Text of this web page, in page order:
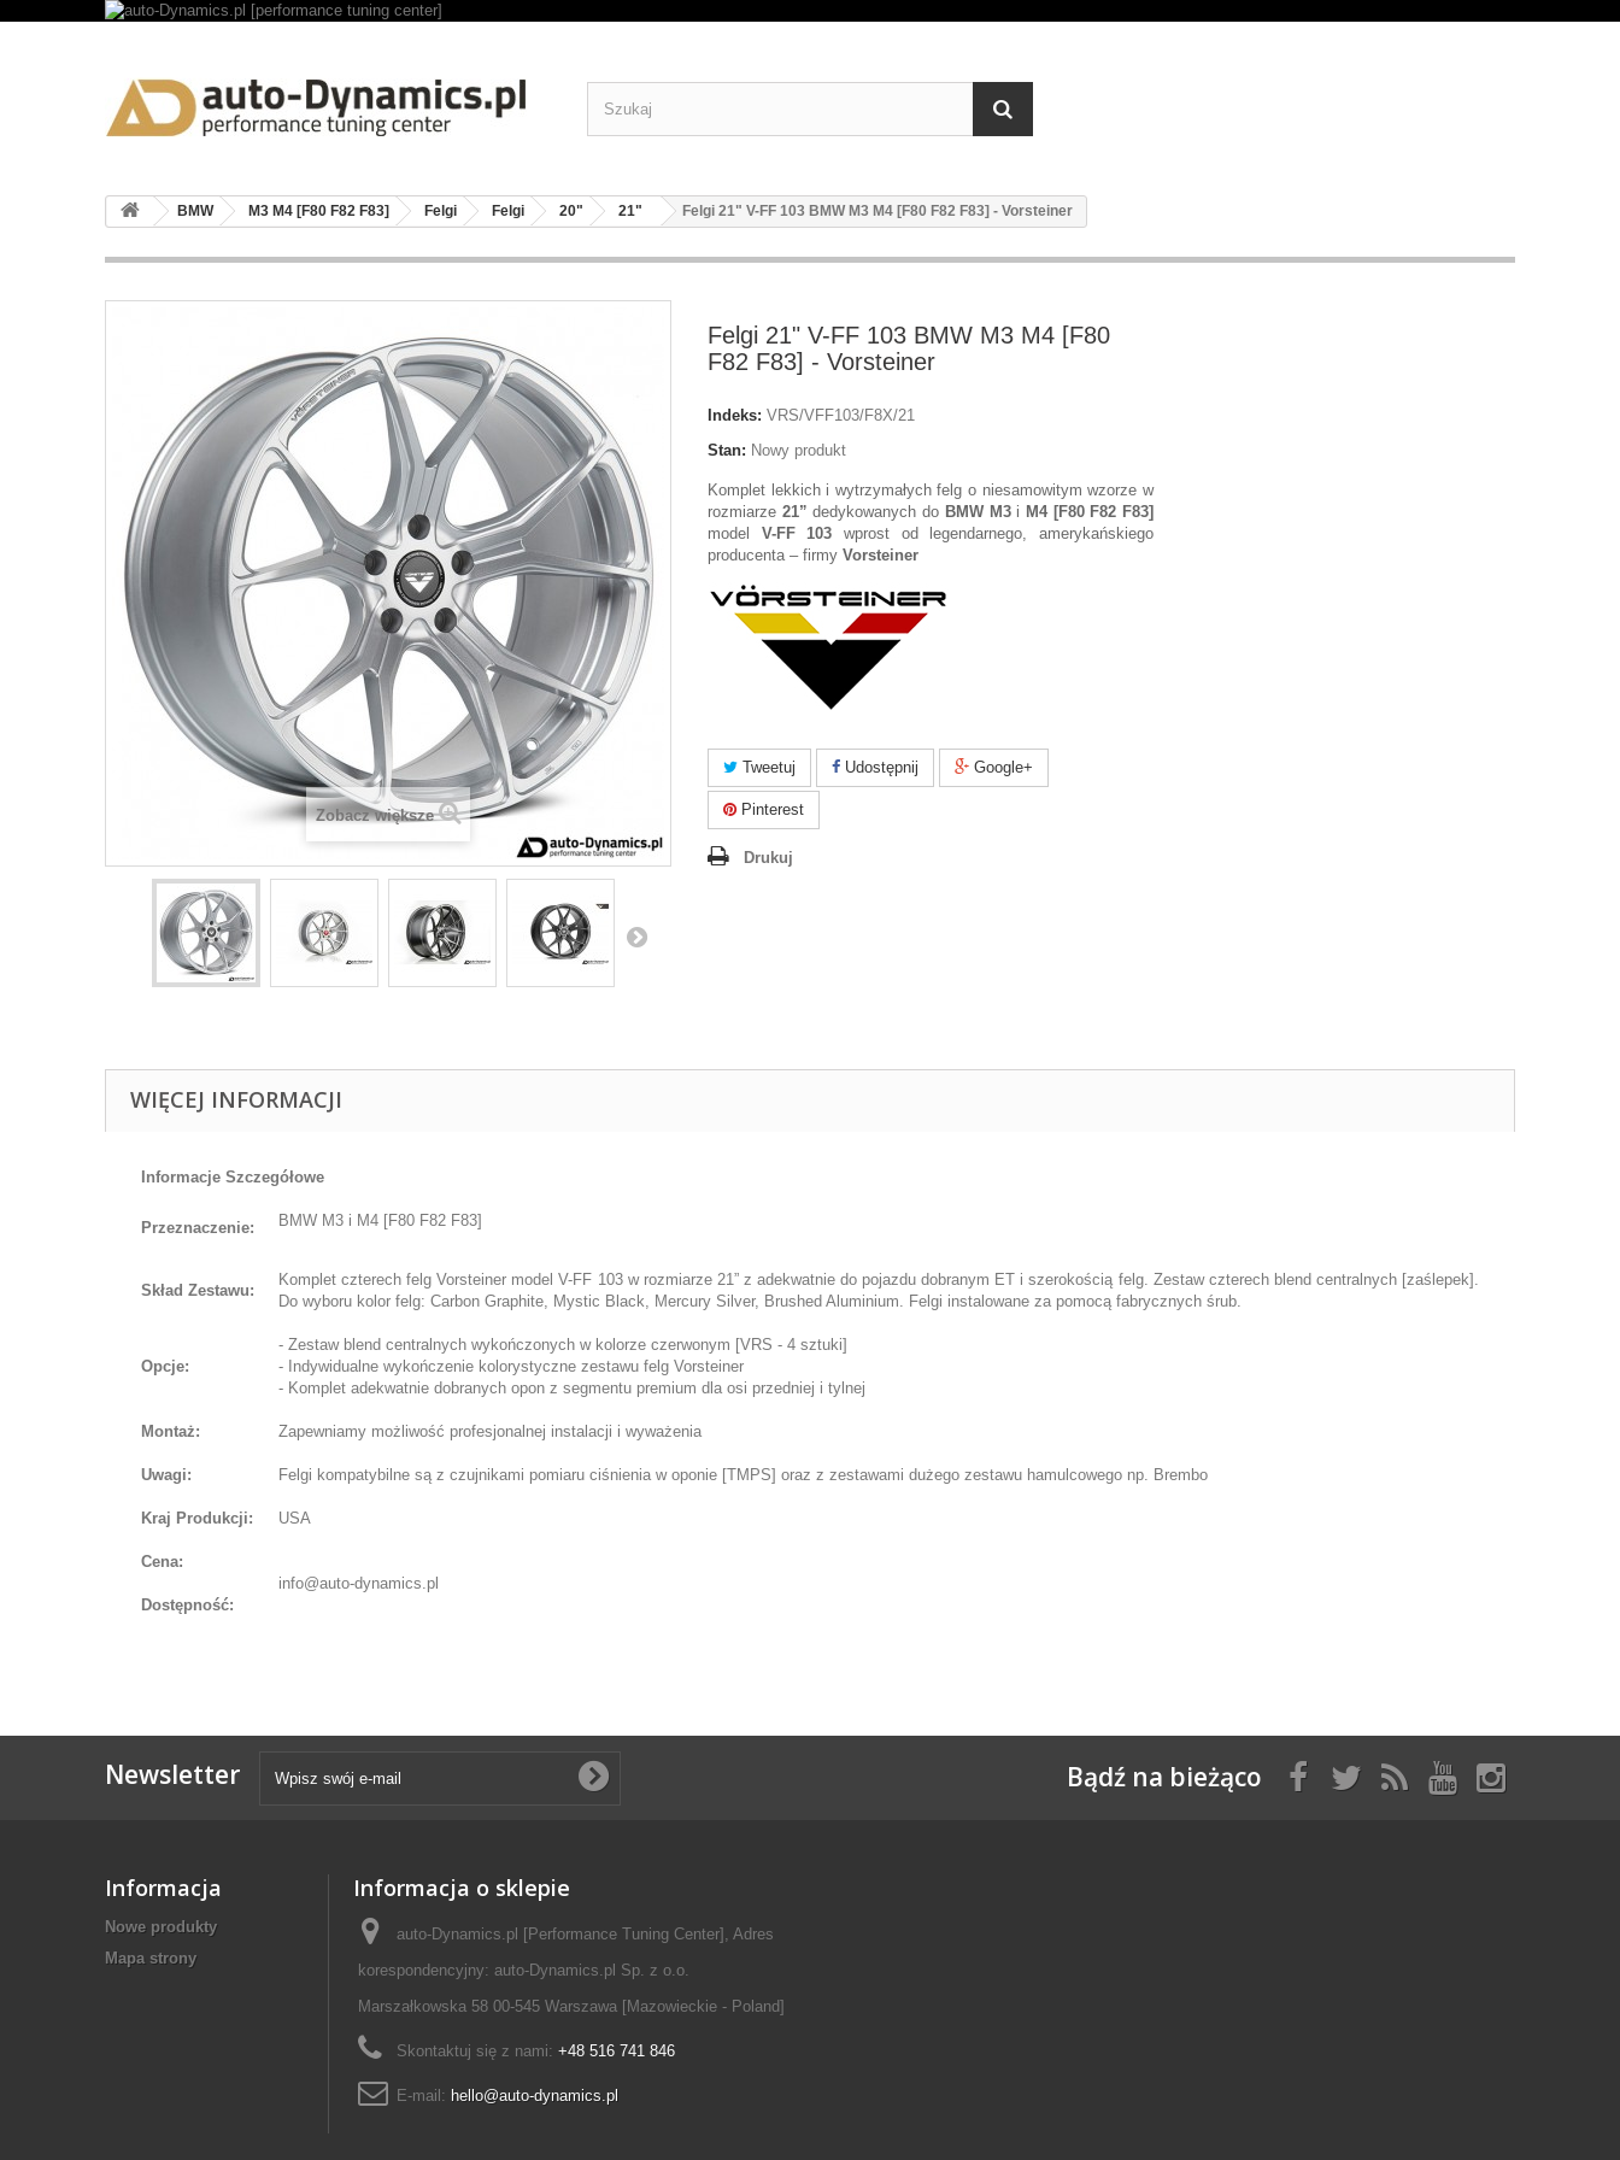
BMW M3 M4 [F80 F82 F83] Felgi Felgi 20" 21" Felgi 21" V-FF 103 BMW M3 M4 [F80 F82 F83] - Vorsteiner
Zobacz większe
Felgi 21" V-FF 103 BMW M3 M4 [F80
F82 F83] - Vorsteiner
Indeks: VRS/VFF103/F8X/21
Stan: Nowy produkt
Komplet lekkich i wytrzymałych felg o niesamowitym wzorze w
rozmiarze 21” dedykowanych do BMW M3 i M4 [F80 F82 F83]
model V-FF 103 wprost od legendarnego, amerykańskiego
producenta – firmy Vorsteiner
Tweetuj Udostępnij Google+
Pinterest
Drukuj
WIĘCEJ INFORMACJI
Informacje Szczegółowe
Przeznaczenie: BMW M3 i M4 [F80 F82 F83]
Skład Zestawu:
Komplet czterech felg Vorsteiner model V-FF 103 w rozmiarze 21” z adekwatnie do pojazdu dobranym ET i szerokością felg. Zestaw czterech blend centralnych [zaślepek].
Do wyboru kolor felg: Carbon Graphite, Mystic Black, Mercury Silver, Brushed Aluminium. Felgi instalowane za pomocą fabrycznych śrub.
Opcje:
- Zestaw blend centralnych wykończonych w kolorze czerwonym [VRS - 4 sztuki]
- Indywidualne wykończenie kolorystyczne zestawu felg Vorsteiner
- Komplet adekwatnie dobranych opon z segmentu premium dla osi przedniej i tylnej
Montaż: Zapewniamy możliwość profesjonalnej instalacji i wyważenia
Uwagi: Felgi kompatybilne są z czujnikami pomiaru ciśnienia w oponie [TMPS] oraz z zestawami dużego zestawu hamulcowego np. Brembo
Kraj Produkcji: USA
Cena:
info@auto-dynamics.pl
Dostępność:
Newsletter Bądź na bieżąco
Informacja
Nowe produkty
Mapa strony
Informacja o sklepie
auto-Dynamics.pl [Performance Tuning Center], Adres
korespondencyjny: auto-Dynamics.pl Sp. z o.o.
Marszałkowska 58 00-545 Warszawa [Mazowieckie - Poland]
Skontaktuj się z nami: +48 516 741 846
E-mail: hello@auto-dynamics.pl